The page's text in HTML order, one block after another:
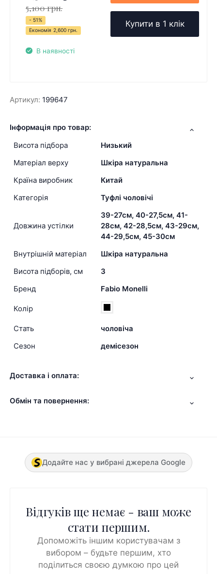
5,100 грн.
- 51%
Економія 2,600 грн.
В наявності
Купити в 1 клік
Артикул: 199647
Інформація про товар:
Висота підбора
Низький
Матеріал верху
Шкіра натуральна
Країна виробник
Китай
Категорія
Туфлі чоловічі
Довжина устілки
39-27см, 40-27,5см, 41-
28см, 42-28,5см, 43-29см,
44-29,5см, 45-30см
Внутрішній матеріал
Шкіра натуральна
Висота підборів, см
3
Бренд
Fabio Monelli
Колір
Стать
чоловіча
Сезон
демісезон
Доставка і оплата:
Обмін та повернення:
Додайте нас у вибрані джерела Google
Відгуків ще немає - ваш може
стати першим.
Допоможіть іншим користувачам з
вибором – будьте першим, хто
поділиться своєю думкою про цей